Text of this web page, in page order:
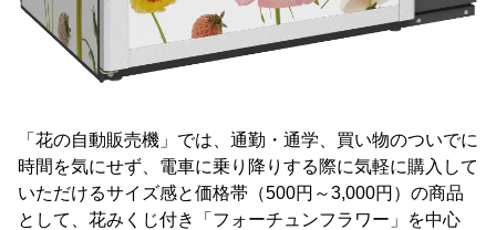
「花の自動販売機」では、通勤・通学、買い物のついでに
時間を気にせず、電車に乗り降りする際に気軽に購入して
いただけるサイズ感と価格帯（500円～3,000円）の商品
として、花みくじ付き「フォーチュンフラワー」を中心